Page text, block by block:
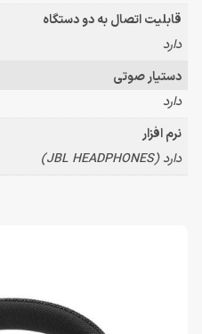
قابلیت اتصال به دو دستگاه
دارد
دستیار صوتی
دارد
نرم افزار
دارد (JBL HEADPHONES)